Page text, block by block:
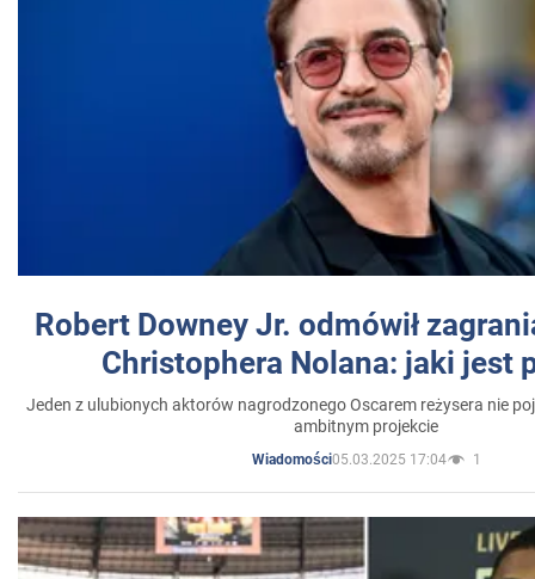
Robert Downey Jr. odmówił
Christophera Nolana: jaki jest
Jeden z ulubionych aktorów nagrodzonego Oscarem reżysera nie
ambitnym projekcie
Wiadomości05.03.2025 17:04 1